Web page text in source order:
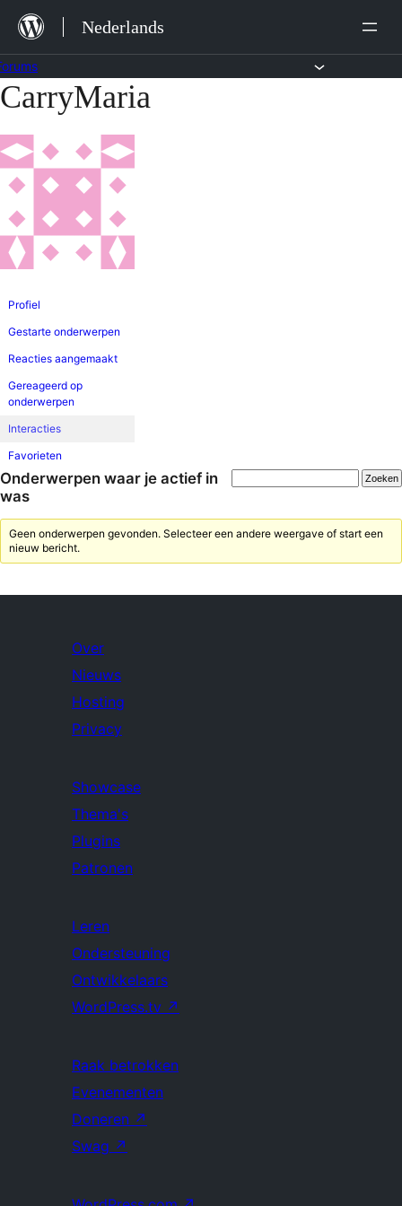
naar
de
inhoud
Nederlands
Ga
de
inhoud
CarryMaria
Profiel
Gestarte onderwerpen
Reacties aangemaakt
Gereageerd op
onderwerpen
Interacties
Favorieten
Onderwerpen waar je actief in
was
Geen onderwerpen gevonden. Selecteer een andere weergave of start een
nieuw bericht.
Over
Nieuws
Hosting
Privacy
Showcase
Thema's
Plugins
Patronen
Leren
Ondersteuning
Ontwikkelaars
WordPress.tv ↗
Raak betrokken
Evenementen
Doneren ↗
Swag ↗